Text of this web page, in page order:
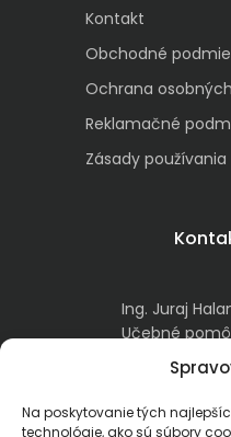
Na poskytovanie tých
technológie, ako sú súbory
Kontakt
Obchodné
Ochrana
Reklamačné
Zásady
Ing. Juraj
Učebné
Malachovská
974 05